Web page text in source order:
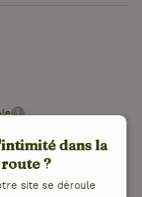
7 jours
jours suivant la
à condition que la
effectuée plus de 28
dans la
?
site se déroule